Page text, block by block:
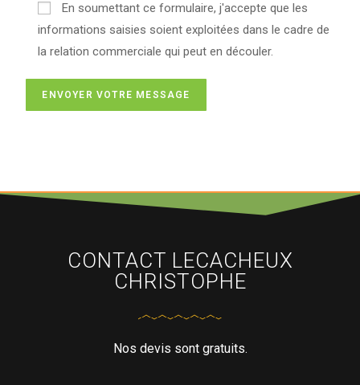
En soumettant ce formulaire, j'accepte que les
informations saisies soient exploitées dans le cadre de
la relation commerciale qui peut en découler.
CONTACT LECACHEUX
CHRISTOPHE
Nos devis sont gratuits.